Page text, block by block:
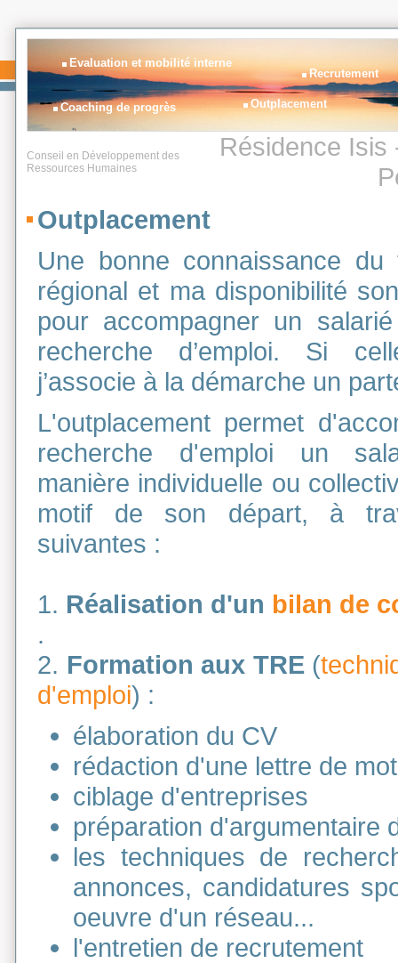
Evaluation et mobilité interne
Coaching de progrès
Recrutement
Outplacement
Conseil en Développement des
Ressources Humaines
Résidence Isis
Outplacement
Une bonne connaissance du
régional et ma disponibilité
pour accompagner un
recherche d’emploi. Si
j’associe à la démarche un
L'outplacement permet
recherche d'emploi un
manière individuelle ou
motif de son départ, à
suivantes :
1. Réalisation d'un bilan de
.
2. Formation aux TRE(
d'emploi) :
élaboration du CV
rédaction d'une lettre de
ciblage d'entreprises
préparation d'argumentaire
les techniques de
annonces, candidatures
oeuvre d'un réseau...
l'entretien de recrutement